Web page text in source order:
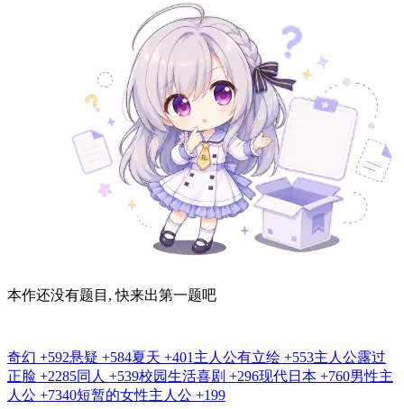
本作还没有题目, 快来出第一题吧
奇幻 +592悬疑 +584夏天 +401 主人公有立绘 +553主人公露过
正脸 +2285同人 +539校园生活喜剧 +296现代日本 +760男性主
人公 +7340短暂的女性主人公 +199